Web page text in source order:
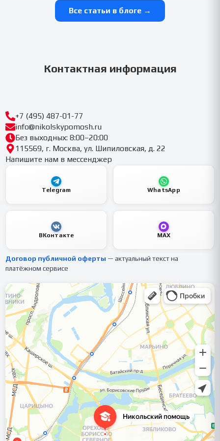
Все статьи в блоге →
Контактная информация
+7 (495) 487-01-77
info@nikolskypomosh.ru
Без выходных: 8:00–20:00
115569, г. Москва, ул. Шипиловская, д. 22
Напишите нам в мессенджер
Telegram WhatsApp
ВКонтакте MAX
Договор публичной оферты — актуальный текст на
платёжном сервисе